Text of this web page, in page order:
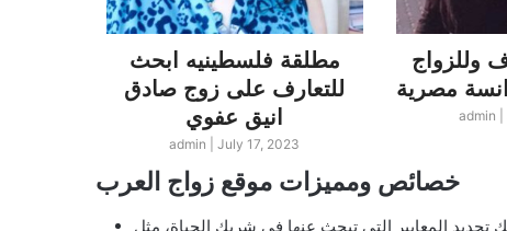
مطلقة فلسطينيه ابحث
للتعارف على زوج صادق
انيق عفوي
admin |July 17, 2023
وللزواج
admin
خصائص ومميزات موقع زواج العرب
المعايير التي تبحث عنها في شريك الحياة، مثل